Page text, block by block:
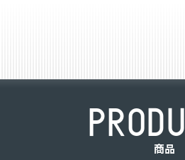
PRODU
商品